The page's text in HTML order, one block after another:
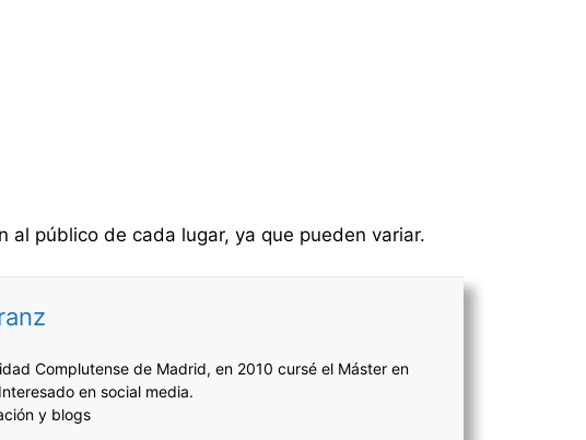
público de cada lugar, ya que pueden variar.
Complutense de Madrid, en 2010 cursé el Máster en
en social media.
y blogs